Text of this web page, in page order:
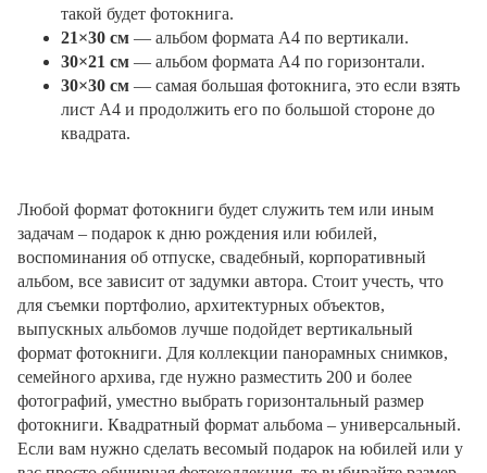
такой будет фотокнига.
21×30 см — альбом формата А4 по вертикали.
30×21 см — альбом формата А4 по горизонтали.
30×30 см — самая большая фотокнига, это если взять
лист А4 и продолжить его по большой стороне до
квадрата.
Любой формат фотокниги будет служить тем или иным
задачам – подарок к дню рождения или юбилей,
воспоминания об отпуске, свадебный, корпоративный
альбом, все зависит от задумки автора. Стоит учесть, что
для съемки портфолио, архитектурных объектов,
выпускных альбомов лучше подойдет вертикальный
формат фотокниги. Для коллекции панорамных снимков,
семейного архива, где нужно разместить 200 и более
фотографий, уместно выбрать горизонтальный размер
фотокниги. Квадратный формат альбома – универсальный.
Если вам нужно сделать весомый подарок на юбилей или у